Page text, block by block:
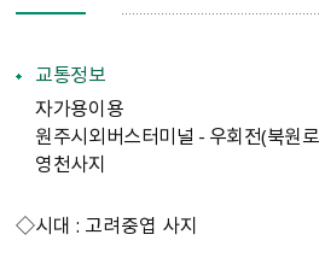
교통정보
자가용이용
원주시외버스터미널 - 우회전（북원로
영천사지
◇시대 : 고려중엽 사지